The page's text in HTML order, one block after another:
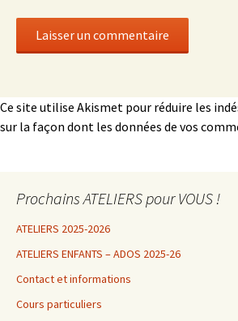
Ce site utilise Akismet pour réduire les
sur la façon dont les données de vos
Prochains ATELIERS pour VOUS !
ATELIERS 2025-2026
ATELIERS ENFANTS – ADOS 2025-26
Contact et informations
Cours particuliers